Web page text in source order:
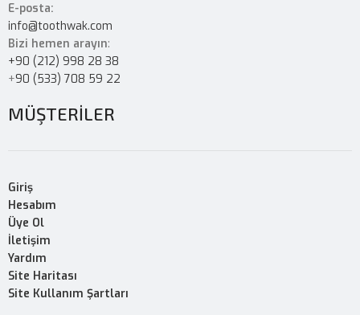
E-posta:
info@toothwak.com
Bizi hemen arayın:
+90 (212) 998 28 38
+90 (533) 708 59 22
MÜŞTERİLER
Giriş
Hesabım
Üye Ol
İletişim
Yardım
Site Haritası
Site Kullanım Şartları